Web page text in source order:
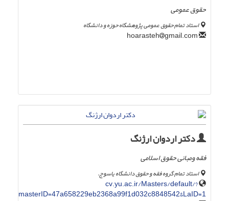
حقوق عمومی
استاد تمام حقوق عمومی پژوهشگاه حوزه و دانشگاه
gmail.com
دکتر اردوان ارژنگ
فقه ومبانی حقوق اسلامی
استاد تمام گروه فقه و حقوق دانشگاه یاسوج.
cv.yu.ac.ir/Masters/default/?
masterID=47a658229eb2368a99f1d032c8848542&LaID=1